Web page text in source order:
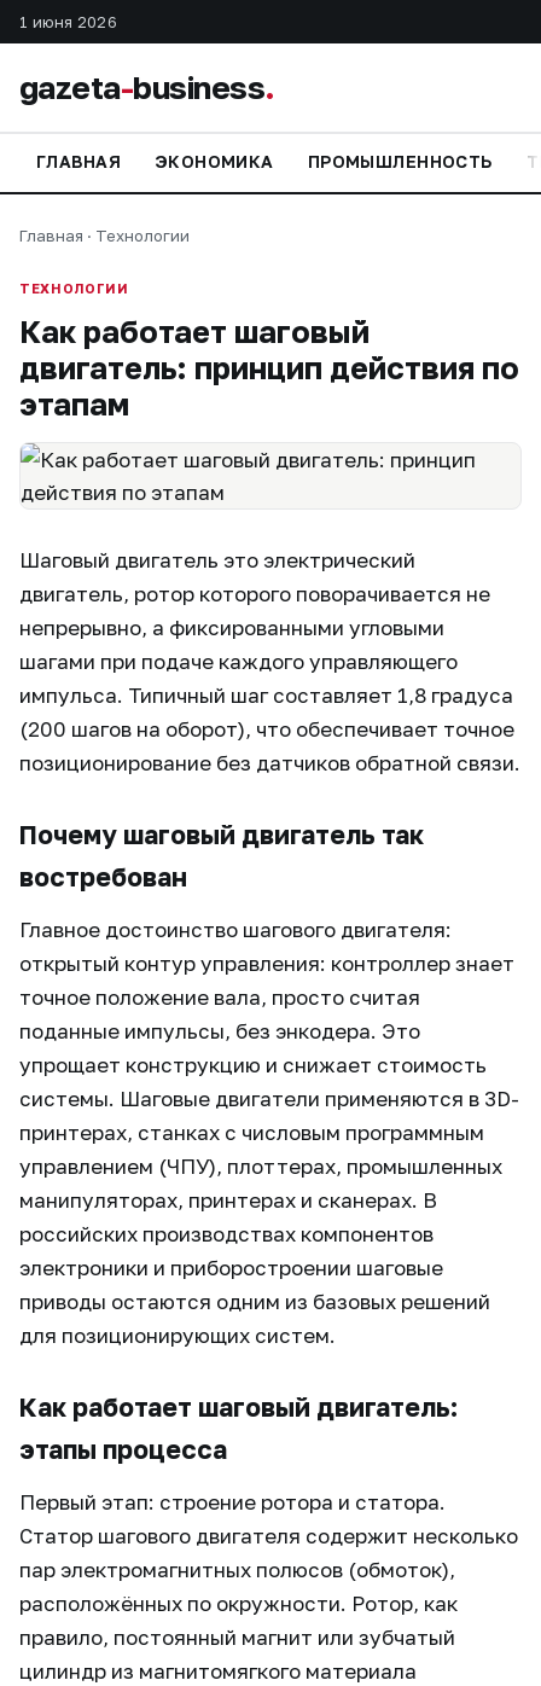
1 июня 2026
gazeta-business.
ГЛАВНАЯ ЭКОНОМИКА ПРОМЫШЛЕННОСТЬ
Главная · Технологии
ТЕХНОЛОГИИ
Как работает шаговый
двигатель: принцип действия по
этапам
Шаговый двигатель это электрический
двигатель, ротор которого поворачивается не
непрерывно, а фиксированными угловыми
шагами при подаче каждого управляющего
импульса. Типичный шаг составляет 1,8 градуса
(200 шагов на оборот), что обеспечивает точное
позиционирование без датчиков обратной связи.
Почему шаговый двигатель так
востребован
Главное достоинство шагового двигателя:
открытый контур управления: контроллер знает
точное положение вала, просто считая
поданные импульсы, без энкодера. Это
упрощает конструкцию и снижает стоимость
системы. Шаговые двигатели применяются в 3D-
принтерах, станках с числовым программным
управлением (ЧПУ), плоттерах, промышленных
манипуляторах, принтерах и сканерах. В
российских производствах компонентов
электроники и приборостроении шаговые
приводы остаются одним из базовых решений
для позиционирующих систем.
Как работает шаговый двигатель:
этапы процесса
Первый этап: строение ротора и статора.
Статор шагового двигателя содержит несколько
пар электромагнитных полюсов (обмоток),
расположённых по окружности. Ротор, как
правило, постоянный магнит или зубчатый
цилиндр из магнитомягкого материала